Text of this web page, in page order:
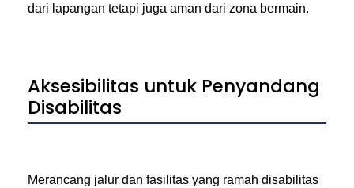
dari lapangan tetapi juga aman dari zona bermain.
Aksesibilitas untuk Penyandang
Disabilitas
Merancang jalur dan fasilitas yang ramah disabilitas